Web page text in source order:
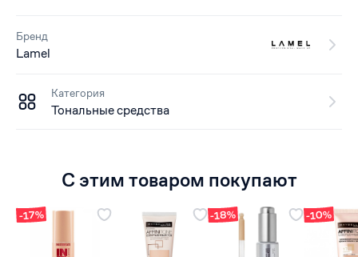
Бренд
Lamel
Категория
Тональные средства
С этим товаром покупают
-17% -18% -10%